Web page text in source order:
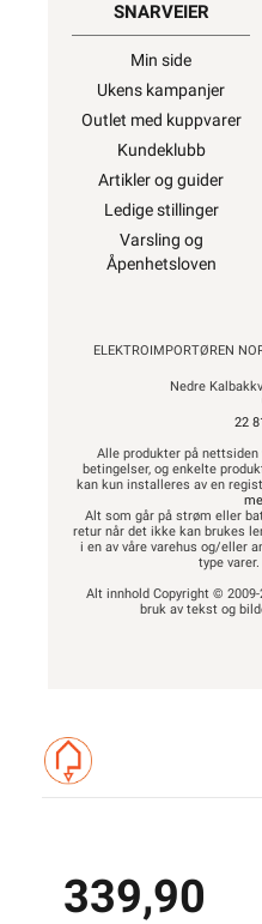
SNARVEIER
Min side
Ukens kampanjer
Outlet med kuppvarer
Kundeklubb
Artikler og guider
Ledige stillinger
Varsling og
Åpenhetsloven
ELEKTROIMPORTØREN
Nedre
22
Alle produkter på
betingelser, og enkelte
kan kun installeres av en
Alt som går på strøm eller
retur når det ikke kan brukes
i en av våre varehus og/eller
type varer.
Alt innhold Copyright ©
bruk av tekst og
339,90